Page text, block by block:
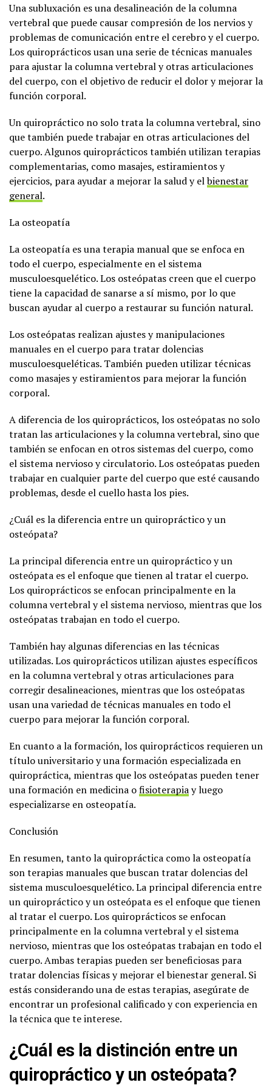
Una subluxación es una desalineación de la columna
vertebral que puede causar compresión de los nervios y
problemas de comunicación entre el cerebro y el cuerpo.
Los quiroprácticos usan una serie de técnicas manuales
para ajustar la columna vertebral y otras articulaciones
del cuerpo, con el objetivo de reducir el dolor y mejorar la
función corporal.
Un quiropráctico no solo trata la columna vertebral, sino
que también puede trabajar en otras articulaciones del
cuerpo. Algunos quiroprácticos también utilizan terapias
complementarias, como masajes, estiramientos y
ejercicios, para ayudar a mejorar la salud y elbienestar
general.
La osteopatía
La osteopatía es una terapia manual que se enfoca en
todo el cuerpo, especialmente en el sistema
musculoesquelético. Los osteópatas creen que el cuerpo
tiene la capacidad de sanarse a sí mismo, por lo que
buscan ayudar al cuerpo a restaurar su función natural.
Los osteópatas realizan ajustes y manipulaciones
manuales en el cuerpo para tratar dolencias
musculoesqueléticas. También pueden utilizar técnicas
como masajes y estiramientos para mejorar la función
corporal.
A diferencia de los quiroprácticos, los osteópatas no solo
tratan las articulaciones y la columna vertebral, sino que
también se enfocan en otros sistemas del cuerpo, como
el sistema nervioso y circulatorio. Los osteópatas pueden
trabajar en cualquier parte del cuerpo que esté causando
problemas, desde el cuello hasta los pies.
¿Cuál es la diferencia entre un quiropráctico y un
osteópata?
La principal diferencia entre un quiropráctico y un
osteópata es el enfoque que tienen al tratar el cuerpo.
Los quiroprácticos se enfocan principalmente en la
columna vertebral y el sistema nervioso, mientras que los
osteópatas trabajan en todo el cuerpo.
También hay algunas diferencias en las técnicas
utilizadas. Los quiroprácticos utilizan ajustes específicos
en la columna vertebral y otras articulaciones para
corregir desalineaciones, mientras que los osteópatas
usan una variedad de técnicas manuales en todo el
cuerpo para mejorar la función corporal.
En cuanto a la formación, los quiroprácticos requieren un
título universitario y una formación especializada en
quiropráctica, mientras que los osteópatas pueden tener
una formación en medicina ofisioterapiay luego
especializarse en osteopatía.
Conclusión
En resumen, tanto la quiropráctica como la osteopatía
son terapias manuales que buscan tratar dolencias del
sistema musculoesquelético. La principal diferencia entre
un quiropráctico y un osteópata es el enfoque que tienen
al tratar el cuerpo. Los quiroprácticos se enfocan
principalmente en la columna vertebral y el sistema
nervioso, mientras que los osteópatas trabajan en todo el
cuerpo. Ambas terapias pueden ser beneficiosas para
tratar dolencias físicas y mejorar el bienestar general. Si
estás considerando una de estas terapias, asegúrate de
encontrar un profesional calificado y con experiencia en
la técnica que te interese.
¿Cuál es la distinción entre un
quiropráctico y un osteópata?